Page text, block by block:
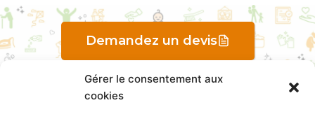
Gérer le consentement aux
cookies
Demandez un devis
Trouvez une agence